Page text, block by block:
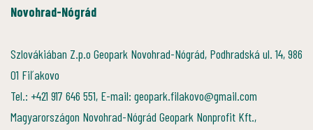
Novohrad-Nógrád
Szlovákiában Z.p.o Geopark Novohrad-Nógrád, Podhradská ul. 14, 986
01 Fiľakovo
Tel.: +421 917 646 551, E-mail: geopark.filakovo@gmail.com
Magyarországon Novohrad-Nógrád Geopark Nonprofit Kft.,